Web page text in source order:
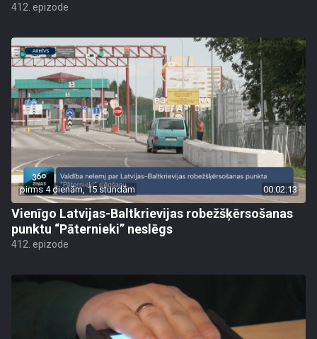
412. epizode
pirms 4 dienām, 15 stundām 00:02:13
Vienīgo Latvijas-Baltkrievijas robežšķērsošanas
punktu “Pāternieki” neslēgs
412. epizode